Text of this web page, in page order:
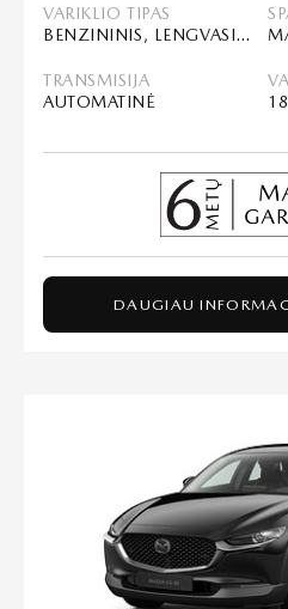
VARIKLIO TIPAS
BENZININIS, LENGVASIS HIBRIDAS (MHEV)
TRANSMISIJA
AUTOMATINĖ
DAUGIAU